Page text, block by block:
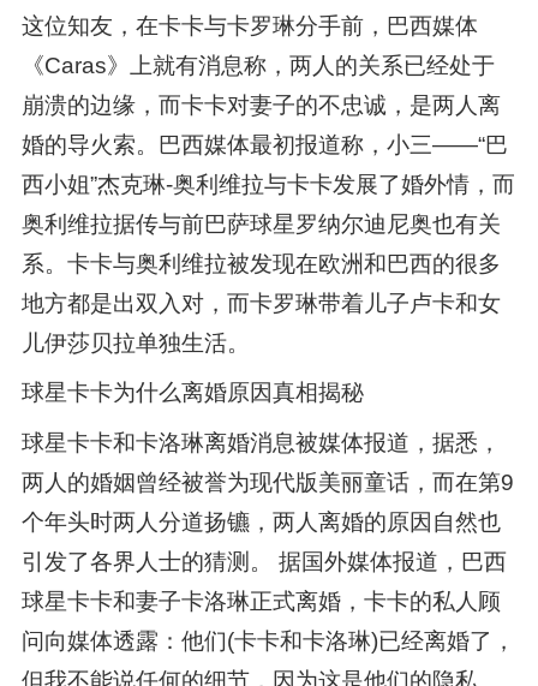
这位知友，在卡卡与卡罗琳分手前，巴西媒体
《Caras》上就有消息称，两人的关系已经处于
崩溃的边缘，而卡卡对妻子的不忠诚，是两人离
婚的导火索。巴西媒体最初报道称，小三——“巴
西小姐”杰克琳-奥利维拉与卡卡发展了婚外情，而
奥利维拉据传与前巴萨球星罗纳尔迪尼奥也有关
系。卡卡与奥利维拉被发现在欧洲和巴西的很多
地方都是出双入对，而卡罗琳带着儿子卢卡和女
儿伊莎贝拉单独生活。
球星卡卡为什么离婚原因真相揭秘
球星卡卡和卡洛琳离婚消息被媒体报道，据悉，
两人的婚姻曾经被誉为现代版美丽童话，而在第9
个年头时两人分道扬镳，两人离婚的原因自然也
引发了各界人士的猜测。 据国外媒体报道，巴西
球星卡卡和妻子卡洛琳正式离婚，卡卡的私人顾
问向媒体透露：他们(卡卡和卡洛琳)已经离婚了，
但我不能说任何的细节，因为这是他们的隐私。